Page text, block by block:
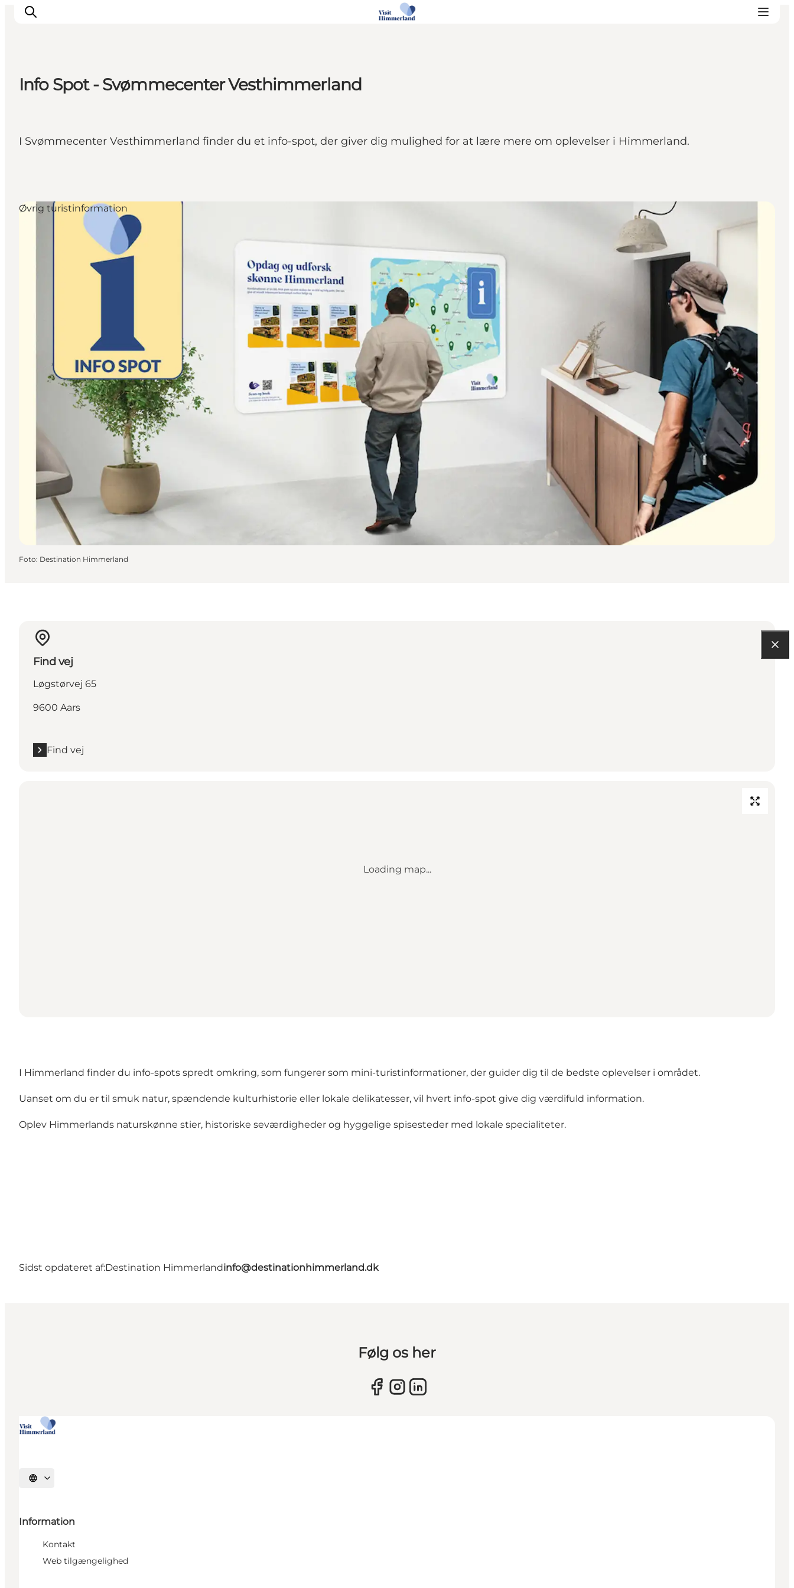
Himmerlandsbyer
DET SKER
Praktisk info
Info Spot - Svømmecenter Vesthimmerland
I Svømmecenter Vesthimmerland finder du et info-spot, der giver dig mulighed for at lære mere om oplevelser i Himmerland.
Øvrig turistinformation
Foto: Destination Himmerland
Find vej
Løgstørvej 65
9600 Aars
Find vej
Loading map...
I Himmerland finder du info-spots spredt omkring, som fungerer som mini-turistinformationer, der guider dig til de bedste oplevelser i området.
Uanset om du er til smuk natur, spændende kulturhistorie eller lokale delikatesser, vil hvert info-spot give dig værdifuld information.
Oplev Himmerlands naturskønne stier, historiske seværdigheder og hyggelige spisesteder med lokale specialiteter.
Sidst opdateret af:Destination Himmerlandinfo@destinationhimmerland.dk
Følg os her
Vælg sprog
Information
Kontakt
Web tilgængelighed